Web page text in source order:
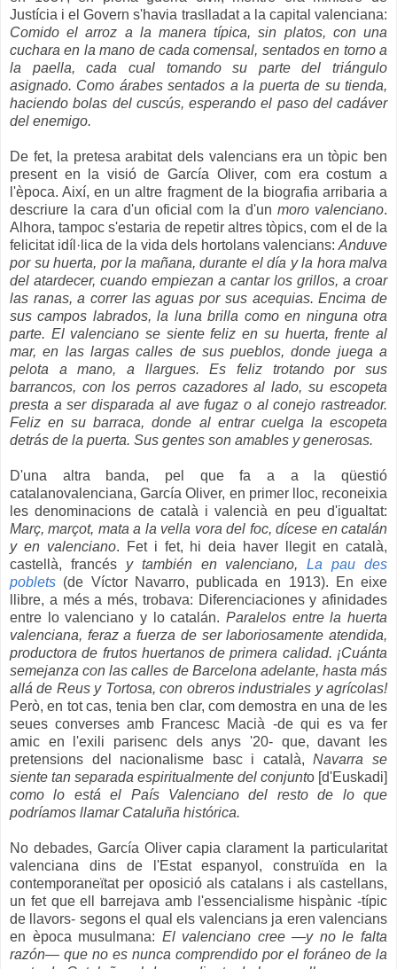
Justícia i el Govern s'havia traslladat a la capital valenciana:
Comido el arroz a la manera típica, sin platos, con una
cuchara en la mano de cada comensal, sentados en torno a
la paella, cada cual tomando su parte del triángulo
asignado. Como árabes sentados a la puerta de su tienda,
haciendo bolas del cuscús, esperando el paso del cadáver
del enemigo.
De fet, la pretesa arabitat dels valencians era un tòpic ben
present en la visió de García Oliver, com era costum a
l'època. Així, en un altre fragment de la biografia arribaria a
descriure la cara d'un oficial com la d'un moro valenciano.
Alhora, tampoc s'estaria de repetir altres tòpics, com el de la
felicitat idíl·lica de la vida dels hortolans valencians: Anduve
por su huerta, por la mañana, durante el día y la hora malva
del atardecer, cuando empiezan a cantar los grillos, a croar
las ranas, a correr las aguas por sus acequias. Encima de
sus campos labrados, la luna brilla como en ninguna otra
parte. El valenciano se siente feliz en su huerta, frente al
mar, en las largas calles de sus pueblos, donde juega a
pelota a mano, a llargues. Es feliz trotando por sus
barrancos, con los perros cazadores al lado, su escopeta
presta a ser disparada al ave fugaz o al conejo rastreador.
Feliz en su barraca, donde al entrar cuelga la escopeta
detrás de la puerta. Sus gentes son amables y generosas.
D'una altra banda, pel que fa a a la qüestió
catalanovalenciana, García Oliver, en primer lloc, reconeixia
les denominacions de català i valencià en peu d'igualtat:
Març, marçot, mata a la vella vora del foc, dícese en catalán
y en valenciano. Fet i fet, hi deia haver llegit en català,
castellà, francés y también en valenciano,
La pau des
poblets (de Víctor Navarro, publicada en 1913). En eixe
llibre, a més a més, trobava: Diferenciaciones y afinidades
entre lo valenciano y lo catalán. Paralelos entre la huerta
valenciana, feraz a fuerza de ser laboriosamente atendida,
productora de frutos huertanos de primera calidad. ¡Cuánta
semejanza con las calles de Barcelona adelante, hasta más
allá de Reus y Tortosa, con obreros industriales y agrícolas!
Però, en tot cas, tenia ben clar, com demostra en una de les
seues converses amb Francesc Macià -de qui es va fer
amic en l'exili parisenc dels anys '20- que, davant les
pretensions del nacionalisme basc i català,Navarra se
siente tan separada espiritualmente del conjunto [d'Euskadi]
como lo está el País Valenciano del resto de lo que
podríamos llamar Cataluña histórica.
No debades, García Oliver capia clarament la particularitat
valenciana dins de l'Estat espanyol, construïda en la
contemporaneïtat per oposició als catalans i als castellans,
un fet que ell barrejava amb l'essencialisme hispànic -típic
de llavors- segons el qual els valencians ja eren valencians
en època musulmana: El valenciano cree —y no le falta
razón— que no es nunca comprendido por el foráneo de la